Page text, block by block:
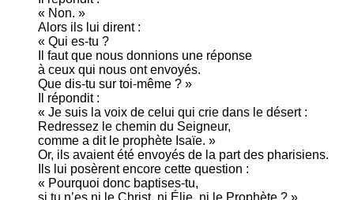
« Non. »
Alors ils lui dirent :
« Qui es-tu ?
Il faut que nous donnions une réponse
à ceux qui nous ont envoyés.
Que dis-tu sur toi-même ? »
Il répondit :
« Je suis la voix de celui qui crie dans le désert :
Redressez le chemin du Seigneur,
comme a dit le prophète Isaïe. »
Or, ils avaient été envoyés de la part des pharisiens.
Ils lui posèrent encore cette question :
« Pourquoi donc baptises-tu,